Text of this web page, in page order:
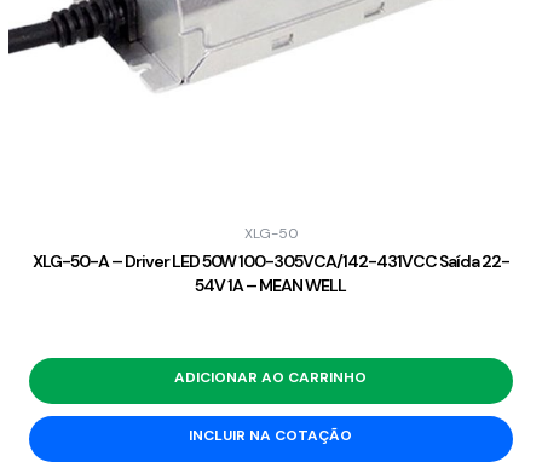
XLG-50
XLG-50-A – Driver LED 50W 100-305VCA/142-431VCC Saída 22-
54V 1A – MEAN WELL
ADICIONAR AO CARRINHO
INCLUIR NA COTAÇÃO